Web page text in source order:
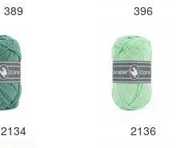
389 396
2134 2136